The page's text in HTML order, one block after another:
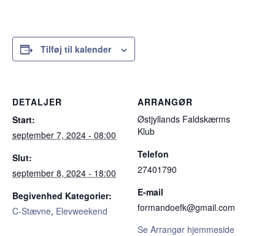
Tilføj til kalender
DETALJER
Start:
september 7, 2024 - 08:00
Slut:
september 8, 2024 - 18:00
Begivenhed Kategorier:
C-Stævne, Elevweekend
ARRANGØR
Østjyllands Faldskærms
Klub
Telefon
27401790
E-mail
formandoefk@gmail.com
Se Arrangør hjemmeside